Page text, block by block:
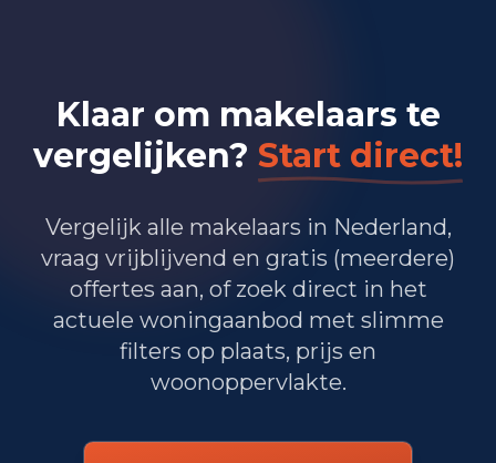
Nijverheid en energie 960
Zakelijke dienstverlening 1.600
Landbouw, bosbouw en visserij 20
Vervoer, informatie en communicatie 495
Financiele diensten en onroerendgoed 300
Klaar om makelaars te
vergelijken? Start direct!
Vergelijk alle makelaars in Nederland,
vraag vrijblijvend en gratis (meerdere)
offertes aan, of zoek direct in het
actuele woningaanbod met slimme
filters op plaats, prijs en
woonoppervlakte.